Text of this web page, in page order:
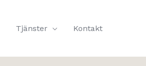
Tjänster Kontakt